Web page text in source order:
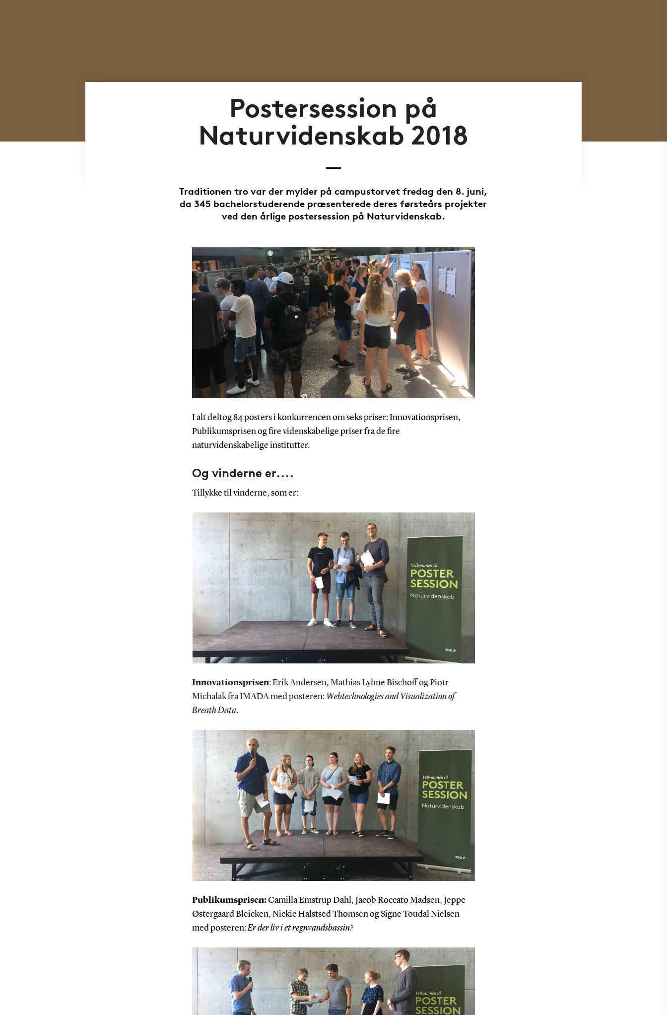
Postersession på
Naturvidenskab 2018
Traditionen tro var der mylder på campustorvet fredag den 8. juni,
da 345 bachelorstuderende præsenterede deres førsteårs projekter
ved den årlige postersession på Naturvidenskab.
I alt deltog 84 posters i konkurrencen om seks priser: Innovationsprisen,
Publikumsprisen og fire videnskabelige priser fra de fire
naturvidenskabelige institutter.
Og vinderne er....
Tillykke til vinderne, som er:
Innovationsprisen: Erik Andersen, Mathias Lyhne Bischoff og Piotr
Michalak fra IMADA med posteren: Webtechnologies and Visualization of
Breath Data.
Publikumsprisen:Camilla Emstrup Dahl, Jacob Roccato Madsen, Jeppe
Østergaard Bleicken, Nickie Halstsed Thomsen og Signe Toudal Nielsen
med posteren: Er der liv i et regnvandsbassin?